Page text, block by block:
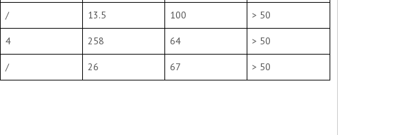
/ 13.5 100 > 50
4 258 64 > 50
/ 26 67 > 50